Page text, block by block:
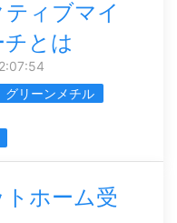
ィブマイ
とは
グリーンメチル
ホーム受